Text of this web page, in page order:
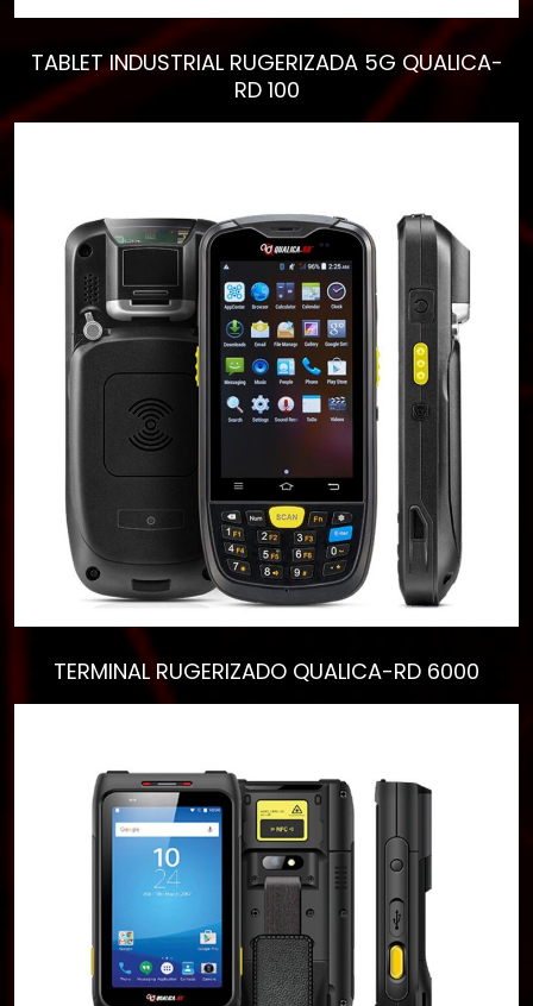
Empieza a escribir para
ver resultados.
Ver todos los
resultados
TABLET INDUSTRIAL RUGERIZADA 5G QUALICA-
RD 100
TERMINAL RUGERIZADO QUALICA-RD 6000